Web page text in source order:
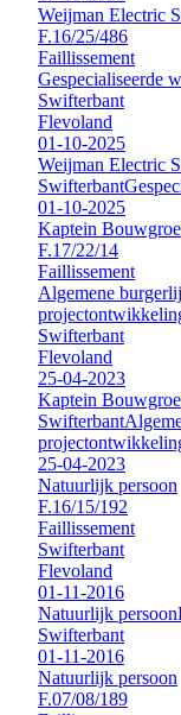
Weijman Electric
F.16/25/486
Faillissement
Gespecialiseerde
Swifterbant
Flevoland
01-10-2025
Weijman Electric
Swifterbant
01-10-2025
Kaptein
F.17/22/14
Faillissement
Algemene
Swifterbant
Flevoland
25-04-2023
Kaptein
Swifterbant
25-04-2023
Natuurlijk persoon
F.16/15/192
Faillissement
Swifterbant
Flevoland
01-11-2016
Natuurlijk persoon
Swifterbant
01-11-2016
Natuurlijk persoon
F.07/08/189